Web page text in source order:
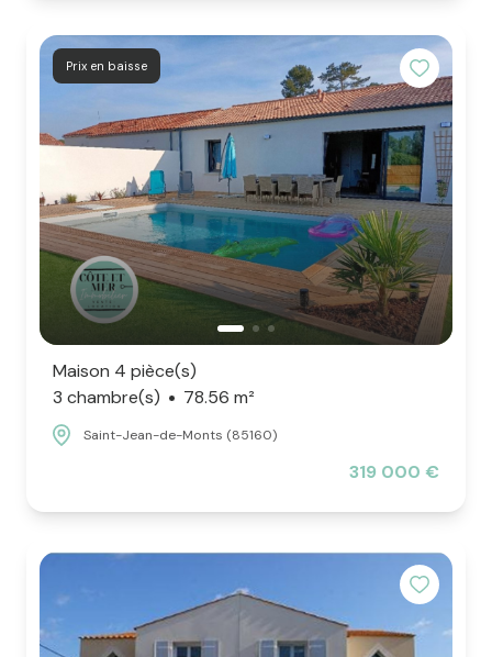
Prix en baisse
Maison 4 pièce(s)
3 chambre(s)
78.56 m²
Saint-Jean-de-Monts (85160)
319 000 €